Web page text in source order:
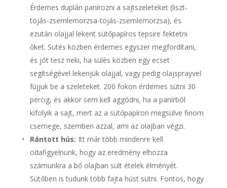
Érdemes duplán panírozni a sajtszeleteket (liszt-
tojás-zsemlemorzsa-tojás-zsemlemorzsa), és
ezután olajjal lekent sütőpapíros tepsire fektetni
őket. Sütés közben érdemes egyszer megfordítani,
és jót tesz neki, ha sülés közben egy ecset
segítségével lekenjük olajjal, vagy pedig olajsprayvel
fújjuk be a szeleteket. 200 fokon érdemes sütni 30
percig, és akkor sem kell aggódni, ha a panírból
kifolyik a sajt, mert az a sütőpapíron megsülve finom
csemege, szemben azzal, ami az olajban végzi.
Rántott hús: Itt már több mindenre kell
odafigyelnünk, hogy az eredmény elhozza
számunkra a bő olajban sült ételek élményét.
Sütőben is tudunk több fajta húst sütni. Fontos, hogy